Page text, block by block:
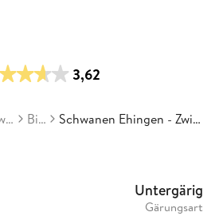
3,62
Gasthof Brauerei Schwanen Ehingen Biere Schwanen Ehingen - Zwickel Oak Aged
Untergärig
Gärungsart